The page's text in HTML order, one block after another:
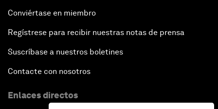
Conviértase en miembro
Regístrese para recibir nuestras notas de prensa
Suscríbase a nuestros boletines
Contacte con nosotros
Enlaces directos